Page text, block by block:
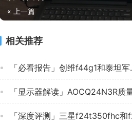
一件不错的显示器，分辨率高，画